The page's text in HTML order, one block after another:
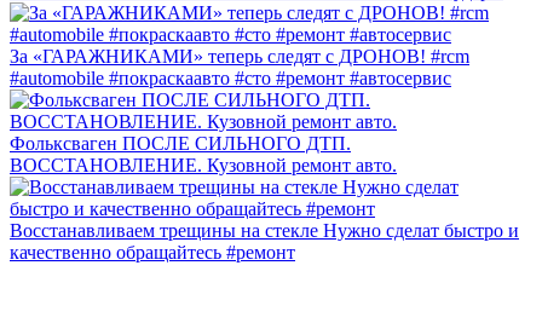
За «ГАРАЖНИКАМИ» теперь следят с ДРОНОВ! #rcm
#automobile #покраскаавто #сто #ремонт #автосервис
Фольксваген ПОСЛЕ СИЛЬНОГО ДТП.
ВОССТАНОВЛЕНИЕ. Кузовной ремонт авто.
Восстанавливаем трещины на стекле Нужно сделат быстро и
качественно обращайтесь #ремонт